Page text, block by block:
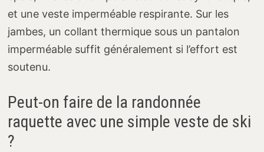
et une veste imperméable respirante. Sur les
jambes, un collant thermique sous un pantalon
imperméable suffit généralement si l’effort est
soutenu.
Peut-on faire de la randonnée
raquette avec une simple veste de ski
?